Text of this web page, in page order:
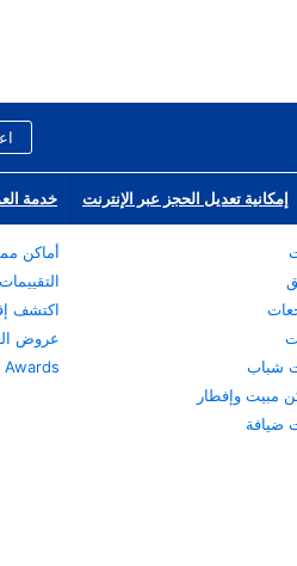
إمكانية تعديل الحجز عبر الإنترنت خدمة
شباب
مبيت وإفطار
ضيافة
أماكن
التقييمات
اكتشف
عروض
Awards